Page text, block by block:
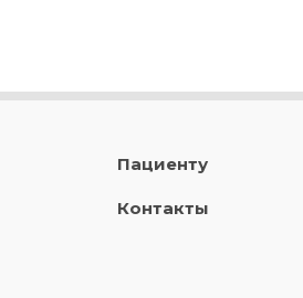
Пациенту
Контакты